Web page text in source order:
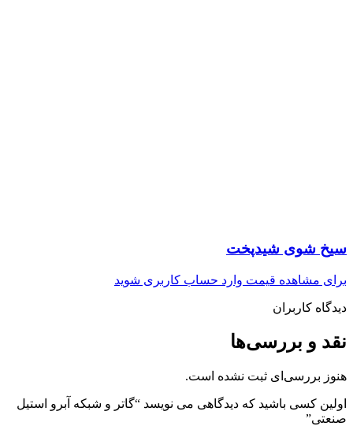
سیخ شوی شیدپخت
برای مشاهده قیمت وارد حساب کاربری شوید
دیدگاه کاربران
نقد و بررسی‌ها
هنوز بررسی‌ای ثبت نشده است.
اولین کسی باشید که دیدگاهی می نویسد “گاتر و شبکه آبرو استیل
صنعتی”